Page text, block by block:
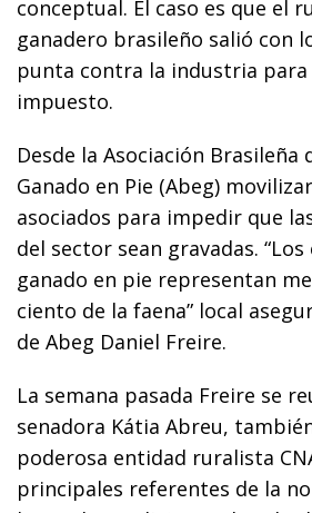
conceptual. El caso es que el
ganadero brasileño salió con
punta contra la industria
impuesto.
Desde la Asociación Brasileña
Ganado en Pie (Abeg)
asociados para impedir que
del sector sean gravadas.
ganado en pie representan
ciento de la faena” local
de Abeg Daniel Freire.
La semana pasada Freire se
senadora Kátia Abreu,
poderosa entidad ruralista
principales referentes de la